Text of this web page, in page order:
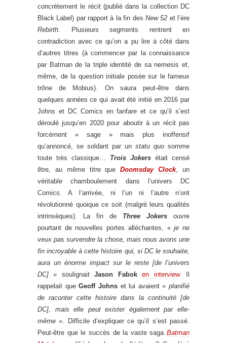
concrètement le récit (publié dans la collection DC
Black Label) par rapport à la fin des New 52 et l’ère
Rebirth. Plusieurs segments rentrent en
contradiction avec ce qu’on a pu lire à côté dans
d’autres titres (à commencer par la connaissance
par Batman de la triple identité de sa nemesis et,
même, de la question initiale posée sur le fameux
trône de Mobius). On saura peut-être dans
quelques années ce qui avait été initié en 2016 par
Johns et DC Comics en fanfare et ce qu’il s’est
déroulé jusqu’en 2020 pour aboutir à un récit pas
forcément « sage » mais plus inoffensif
qu’annoncé, se soldant par un statu quo somme
toute très classique… Trois Jokers était censé
être, au même titre queDoomsday Clock, un
véritable chamboulement dans l’univers DC
Comics. A l’arrivée, ni l’un ni l’autre n’ont
révolutionné quoique ce soit (malgré leurs qualités
intrinsèques). La fin de Three Jokers ouvre
pourtant de nouvelles portes alléchantes, «je ne
veux pas survendre la chose, mais nous avons une
fin incroyable à cette histoire qui, si DC le souhaite,
aura un énorme impact sur le reste [de l’univers
DC] » soulignaitJason Fabok en interview. Il
rappelait queGeoff Johnset lui avaient« planifié
de raconter cette histoire dans la continuité [de
DC], mais elle peut exister également par elle-
même ». Difficile d’expliquer ce qu’il s’est passé.
Peut-être que le succès de la vaste saga Batman